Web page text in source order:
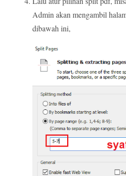
Admin akan mengambil
dibawah ini,